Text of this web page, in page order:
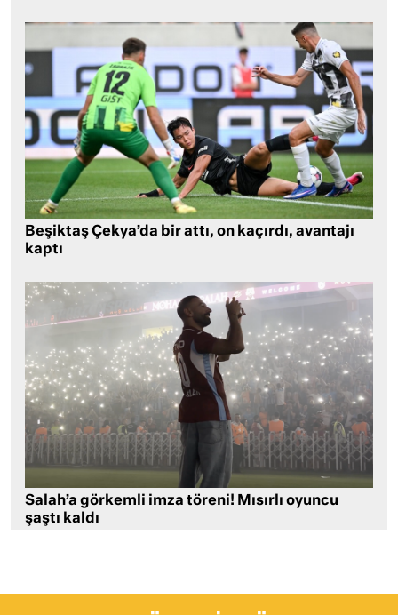
Beşiktaş Çekya’da bir attı, on kaçırdı, avantajı
kaptı
Salah’a görkemli imza töreni! Mısırlı oyuncu
şaştı kaldı